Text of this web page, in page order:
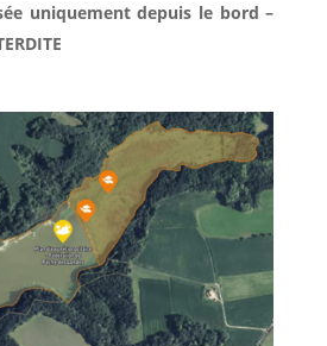
uniquement depuis le bord –